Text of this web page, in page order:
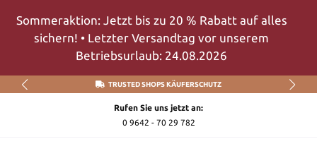
Zum Hauptinhalt springen
Sommeraktion: Jetzt bis zu 20 % Rabatt auf alles
sichern! • Letzter Versandtag vor unserem
Betriebsurlaub: 24.08.2026
TRUSTED SHOPS KÄUFERSCHUTZ
Rufen Sie uns jetzt an:
0 9642 - 70 29 782